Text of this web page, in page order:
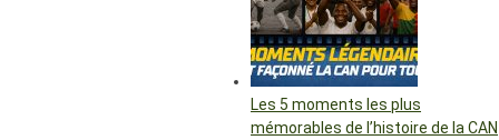
Les 5 moments les plus
mémorables de l’histoire de la CAN